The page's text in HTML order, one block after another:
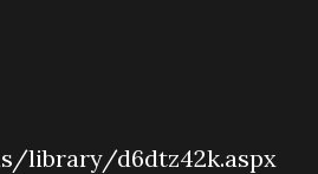
library/d6dtz42k.aspx